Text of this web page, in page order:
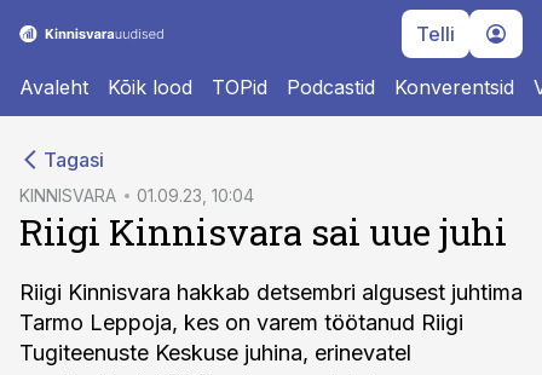
Telli
Avaleht Kõik lood TOPid Podcastid Konverentsid
Tagasi
KINNISVARA 01.09.23, 10:04
Riigi Kinnisvara sai uue juhi
Riigi Kinnisvara hakkab detsembri algusest juhtima
Tarmo Leppoja, kes on varem töötanud Riigi
Tugiteenuste Keskuse juhina, erinevatel